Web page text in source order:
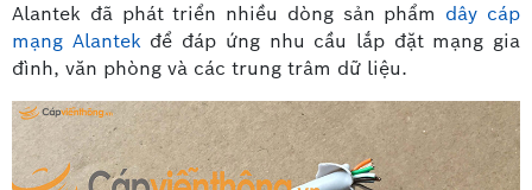
Alantek đã phát triển nhiều dòng sản phẩm dây cáp
mạng Alantekđể đáp ứng nhu cầu lắp đặt mạng gia
đình, văn phòng và các trung trâm dữ liệu.